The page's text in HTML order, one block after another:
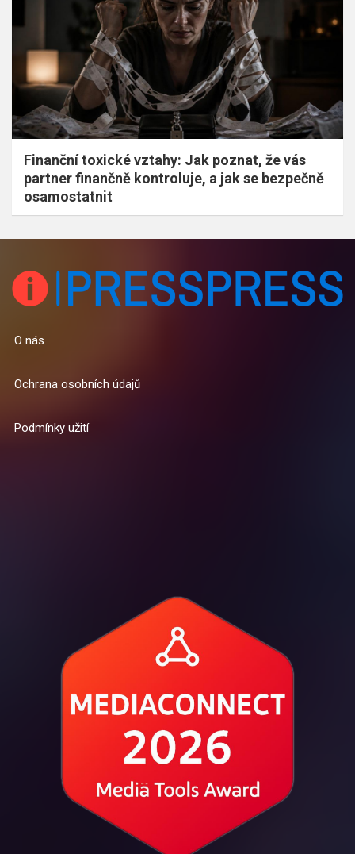
Finanční toxické vztahy: Jak poznat, že vás
partner finančně kontroluje, a jak se bezpečně
osamostatnit
O nás
Ochrana osobních údajů
Podmínky užití